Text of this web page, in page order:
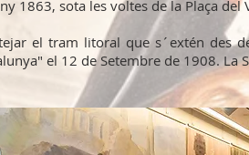
1863, sota les voltes de la Plaça
el tram litoral que s´extén des
el 12 de Setembre de 1908. La